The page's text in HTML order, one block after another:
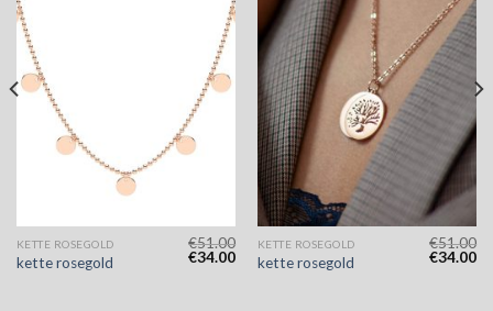
KETTE ROSEGOLD
kette rosegold
€51.00
€34.00
KETTE ROSEGOLD
kette rosegold
€51.00
€34.00